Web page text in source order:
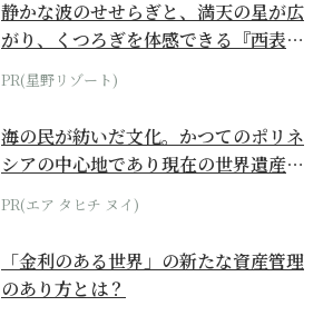
静かな波のせせらぎと、満天の星が広
がり、くつろぎを体感できる『西表島
ホテル by...
PR(星野リゾート)
海の民が紡いだ文化。かつてのポリネ
シアの中心地であり現在の世界遺産か
らみえてくる...
PR(エア タヒチ ヌイ)
「金利のある世界」の新たな資産管理
のあり方とは？